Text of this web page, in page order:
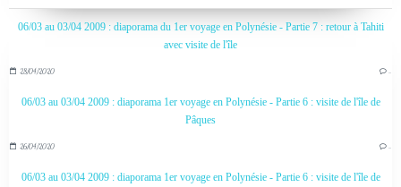
06/03 au 03/04 2009 : diaporama du 1er voyage en Polynésie - Partie 7 : retour à Tahiti
avec visite de l'île
28/04/2020 …
06/03 au 03/04 2009 : diaporama 1er voyage en Polynésie - Partie 6 : visite de l'île de
Pâques
26/04/2020 …
06/03 au 03/04 2009 : diaporama 1er voyage en Polynésie - Partie 6 : visite de l'île de